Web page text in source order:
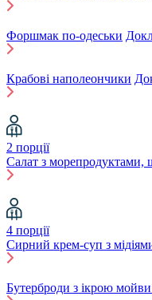
Форшмак по-одеськи
Крабові наполеончики
2 порції
Салат з
4 порції
Сирний крем-суп з
Бутерброди з ікрою мойви